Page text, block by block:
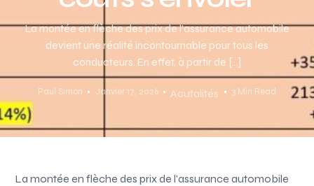
La montée en flèche des prix de l’assurance automobile
devient une réalité incontournable pour tous les
conducteurs. En effet, à partir de […]
Paul Simon Janvier 17, 2026 Acutalités 3 Min Read
La montée en flèche des prix de l’assurance automobile